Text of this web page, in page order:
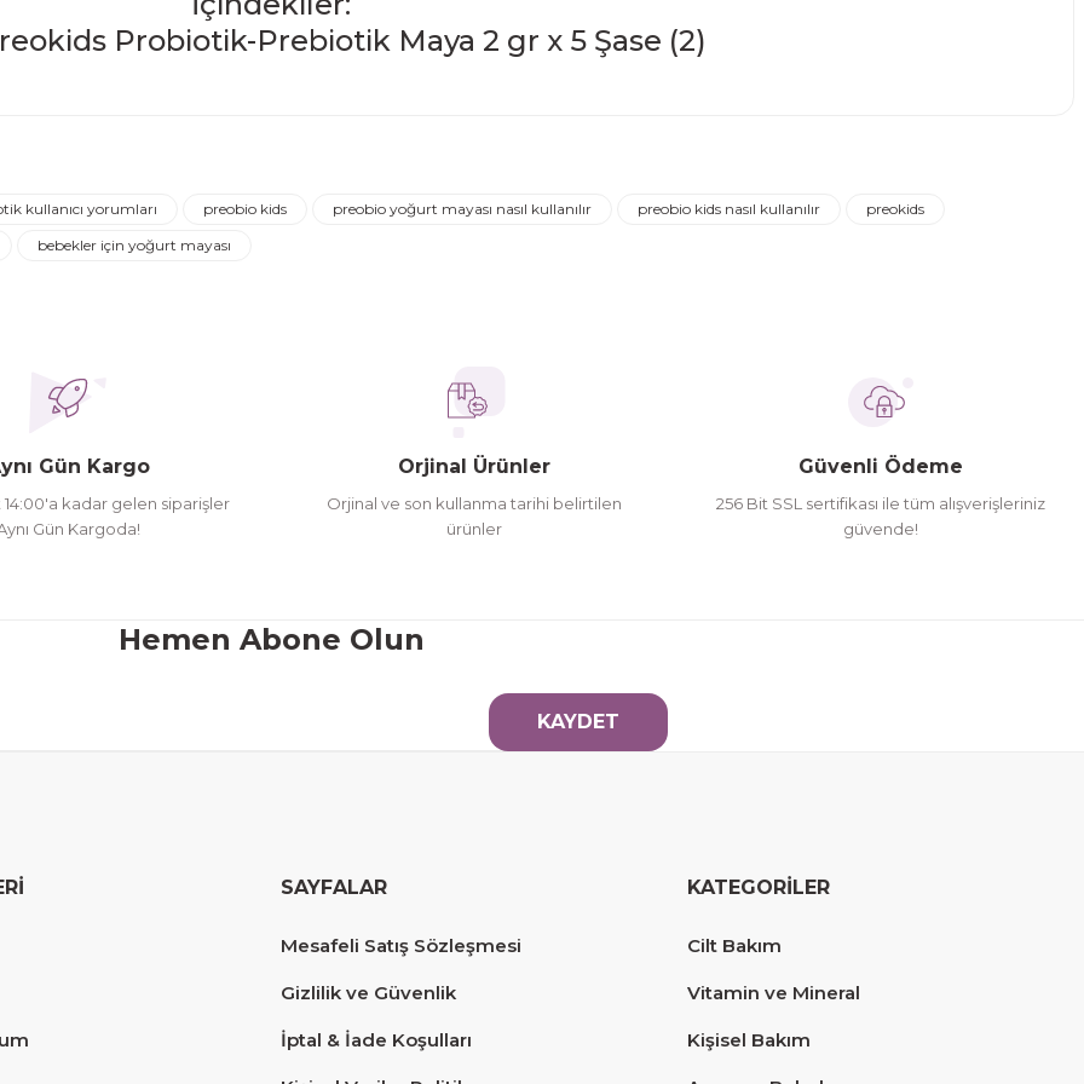
Yorum Yaz
kullanıcı yorumları preobio kids preobio yoğurt mayası nasıl kullanılır preobio kids nasıl kullanılır
preokids
bebekler için yoğurt mayası
Gün Kargo
14:00'a kadar gelen siparişler
Gün Kargoda!
Orjinal Ürünler
Orjinal ve son kullanma tarihi belirtilen
ürünler
Güvenli Ödeme
256 Bit SSL sertifikası ile tüm alışverişleriniz
güvende!
Hemen Abone Olun
KAYDET
SAYFALAR
Mesafeli Satış Sözleşmesi
Gizlilik ve Güvenlik
İptal & İade Koşulları
KATEGORİLER
Cilt Bakım
Vitamin ve Mineral
Kişisel Bakım